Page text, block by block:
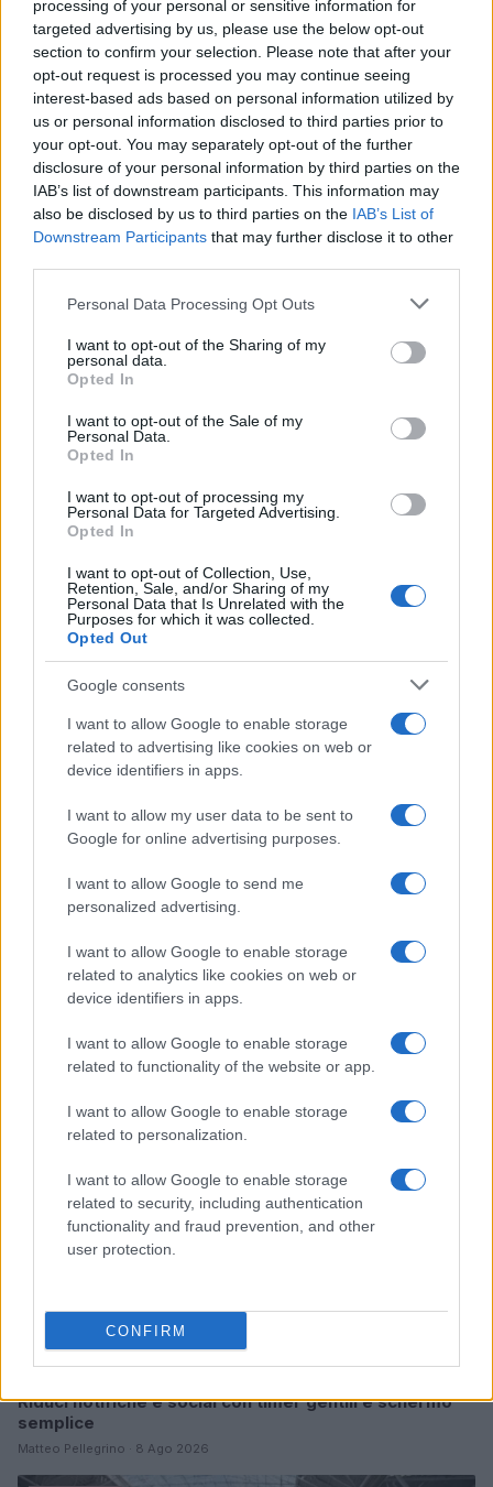
processing of your personal or sensitive information for
targeted advertising by us, please use the below opt-out
section to confirm your selection. Please note that after your
opt-out request is processed you may continue seeing
interest-based ads based on personal information utilized by
us or personal information disclosed to third parties prior to
your opt-out. You may separately opt-out of the further
disclosure of your personal information by third parties on the
IAB’s list of downstream participants. This information may
also be disclosed by us to third parties on the IAB’s List of
Downstream Participants that may further disclose it to other
Please note that this website/app uses one or more Google
not limited to your visit or usage behaviour. You may click to
grant or deny consent to Google and its third-party tags to
use your data for below specified purposes in below Google
consent section.
Personal Data Processing Opt Outs
I want to opt-out of the Sharing of my
personal data.
Opted In
I want to opt-out of the Sale of my
Personal Data.
Opted In
I want to opt-out of processing my
Personal Data for Targeted Advertising.
Opted In
I want to opt-out of Collection, Use,
Retention, Sale, and/or Sharing of my
Personal Data that Is Unrelated with the
Purposes for which it was collected.
Opted Out
Google consents
I want to allow Google to enable storage
related to advertising like cookies on web or
device identifiers in apps.
I want to allow my user data to be sent to
Google for online advertising purposes.
I want to allow Google to send me
personalized advertising.
I want to allow Google to enable storage
related to analytics like cookies on web or
device identifiers in apps.
I want to allow Google to enable storage
related to functionality of the website or app.
I want to allow Google to enable storage
related to personalization.
I want to allow Google to enable storage
related to security, including authentication
functionality and fraud prevention, and other
user protection.
CONFIRM
Accettare tempi e modalità differenti è infine la
chiave: i bambini possono comunicare meno con le
parole ma in modo intenso con gesti, vicinanza
fisica e attenzione condivisa. Le nonne che
tollerano l’incertezza, che rimangono disponibili
senza cercare risultati immediati, finiscono per
creare lo spazio in cui la comunicazione cresce da
sola. Alla base c’è sempre la riconoscenza
nipoti in una risorsa duratura.
AUTORE
AiAdhubMedia
Continua a leggere
Riduci notifiche e social con timer gentili e schermo
semplice
Matteo Pellegrino · 8 Ago 2026